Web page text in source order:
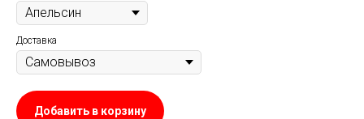
Доставка
Добавить в корзину